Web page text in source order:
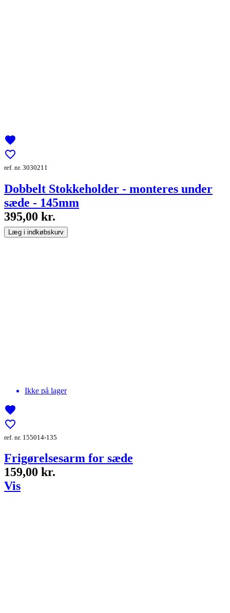
favorite
favorite_border
ref. nr. 3030211
Dobbelt Stokkeholder - monteres under
sæde - 145mm
395,00 kr.
Læg i indkøbskurv
Ikke på lager
favorite
favorite_border
ref. nr. 155014-135
Frigørelsesarm for sæde
159,00 kr.
Vis